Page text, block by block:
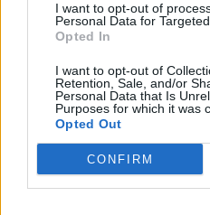
I want to opt-out of
Personal Data for
Opted In
I want to opt-out of
Retention, Sale, and/or
Personal Data that Is
Purposes for which it was
Opted Out
CONFIRM
atostogauti su
tragedija.